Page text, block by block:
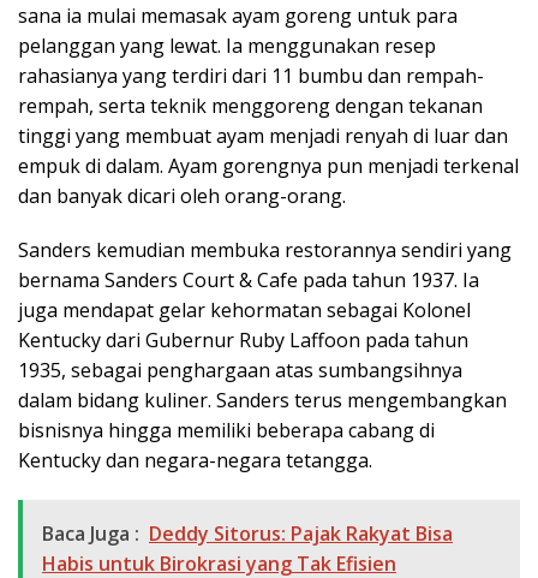
sana ia mulai memasak ayam goreng untuk para
pelanggan yang lewat. Ia menggunakan resep
rahasianya yang terdiri dari 11 bumbu dan rempah-
rempah, serta teknik menggoreng dengan tekanan
tinggi yang membuat ayam menjadi renyah di luar dan
empuk di dalam. Ayam gorengnya pun menjadi terkenal
dan banyak dicari oleh orang-orang.
Sanders kemudian membuka restorannya sendiri yang
bernama Sanders Court & Cafe pada tahun 1937. Ia
juga mendapat gelar kehormatan sebagai Kolonel
Kentucky dari Gubernur Ruby Laffoon pada tahun
1935, sebagai penghargaan atas sumbangsihnya
dalam bidang kuliner. Sanders terus mengembangkan
bisnisnya hingga memiliki beberapa cabang di
Kentucky dan negara-negara tetangga.
Baca Juga : Deddy Sitorus: Pajak Rakyat Bisa
Habis untuk Birokrasi yang Tak Efisien